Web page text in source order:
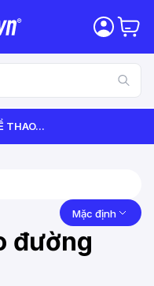
THAO...
Mặc định
đường